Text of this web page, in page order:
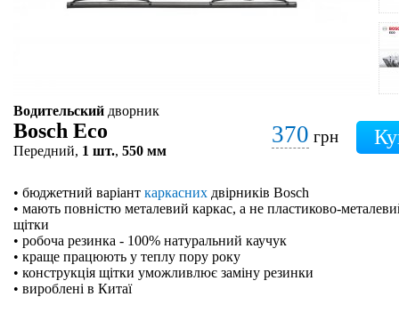
Водительский дворник
Bosch Eco
Передний, 1 шт., 550 мм
370 грн
• бюджетний варіант каркасних двірників Bosch
• мають повністю металевий каркас, а не пластиково-
щітки
• робоча резинка - 100% натуральний каучук
• краще працюють у теплу пору року
• конструкція щітки уможливлює заміну резинки
• вироблені в Китаї